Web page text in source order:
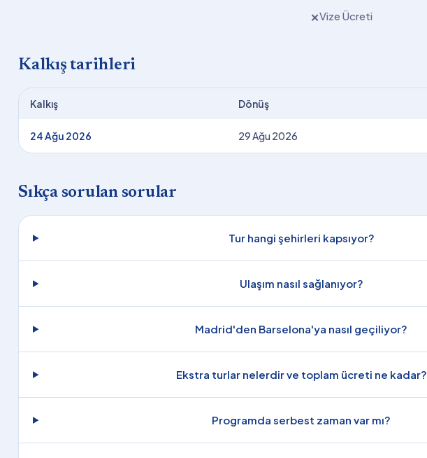
✕Vize Ücreti
Kalkış tarihleri
Kalkış Dönüş
24 Ağu 2026 29 Ağu 2026
Sıkça sorulan sorular
Tur hangi şehirleri kapsıyor?
Ulaşım nasıl sağlanıyor?
Madrid'den Barselona'ya nasıl geçiliyor?
Ekstra turlar nelerdir ve toplam ücreti ne kadar?
Programda serbest zaman var mı?